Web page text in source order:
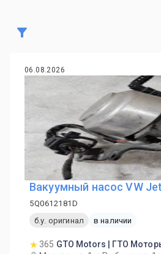
06.08.2026
Вакуумный насос VW
5Q0612181D
б.у. оригинал
в наличии
365 GTO Motors | ГТО